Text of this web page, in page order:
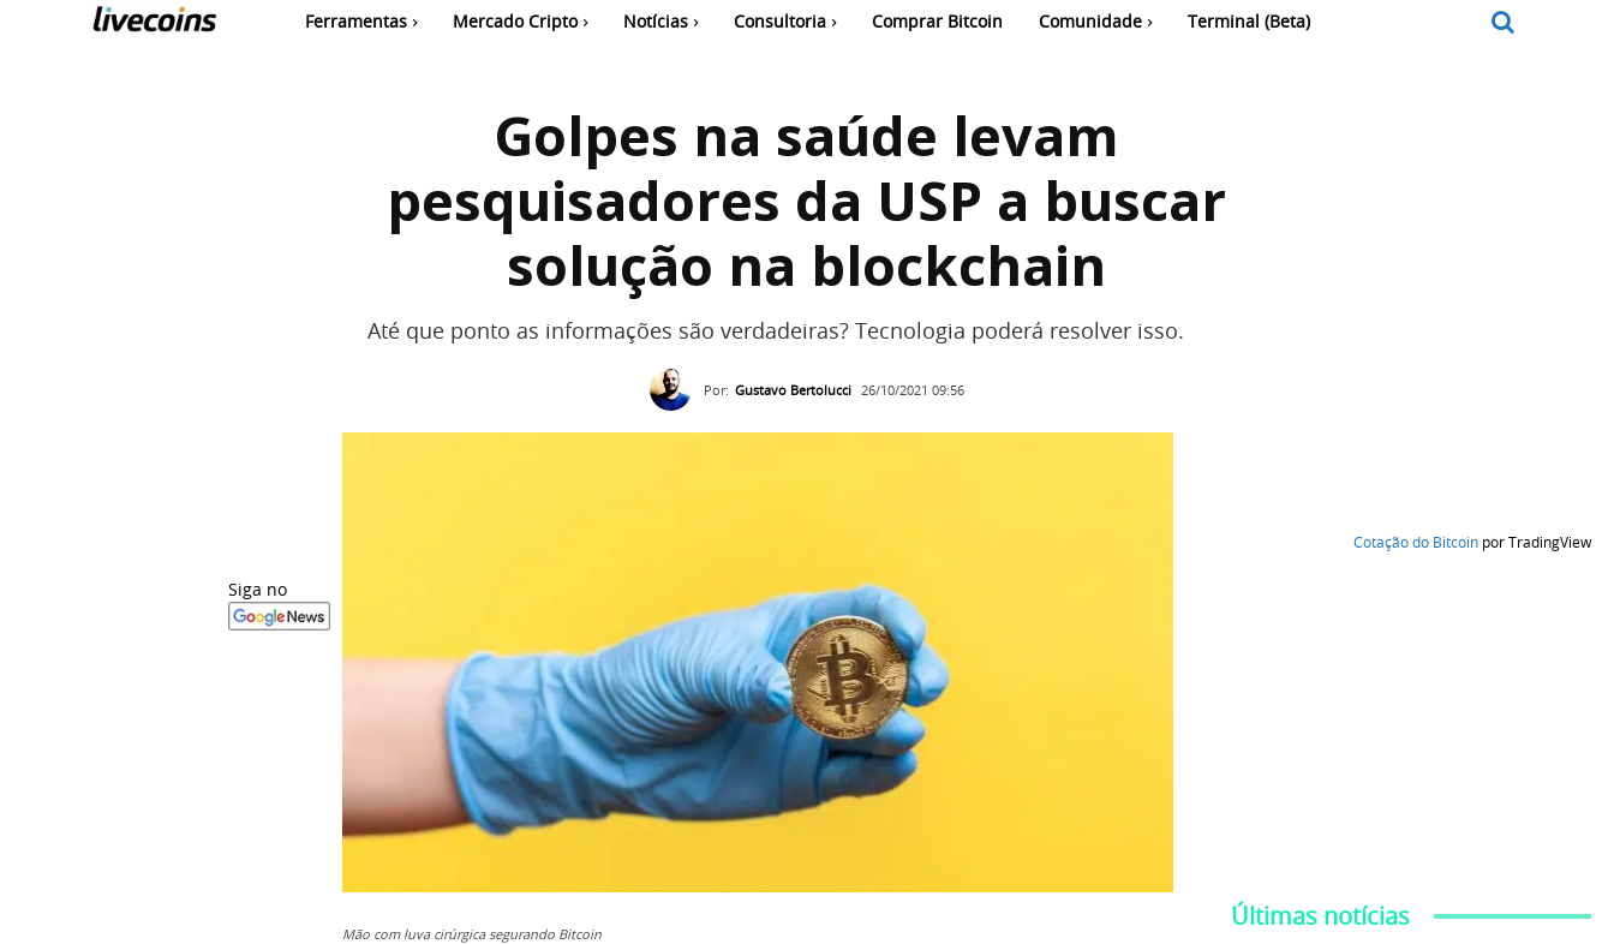
Ferramentas Mercado Cripto Notícias Consultoria Comprar Bitcoin Comunidade Terminal (Beta)
Golpes na saúde levam
pesquisadores da USP a buscar
solução na blockchain
Até que ponto as informações são verdadeiras? Tecnologia poderá resolver isso.
Por: Gustavo Bertolucci 26/10/2021 09:56
Siga no
Mão com luva cirúrgica segurando Bitcoin
Cotação do Bitcoin por TradingView
Últimas notícias